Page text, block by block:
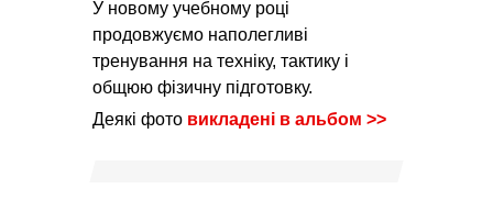
У новому учебному році
продовжуємо наполегливі
тренування на техніку, тактику і
общюю фізичну підготовку.
Деякі фото викладені в альбом >>